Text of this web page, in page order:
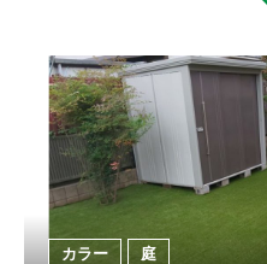
カラー
庭